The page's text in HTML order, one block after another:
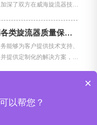
深了双方在威海旋流器技术
海昌浩环保设备公司致力于
优质高效的旋流分级技术装
旋流器厂家批发直销各类旋流器质量保证售后规范
能够为客户提供技术支持、
提供定制化的解决方案，有
×
以帮您？